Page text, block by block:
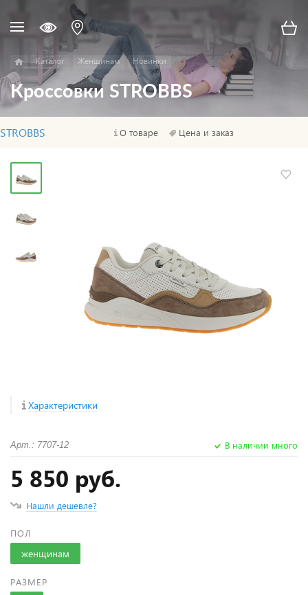
Каталог Женщинам Новинки
Кроссовки STROBBS
STROBBS О товаре Цена и заказ
Характеристики
Арт.: 7707-12 В наличии много
5 850 руб.
Нашли дешевле?
ПОЛ
женщинам
РАЗМЕР